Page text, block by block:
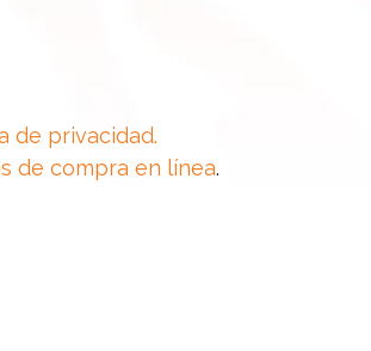
de privacidad.
de compra en línea.